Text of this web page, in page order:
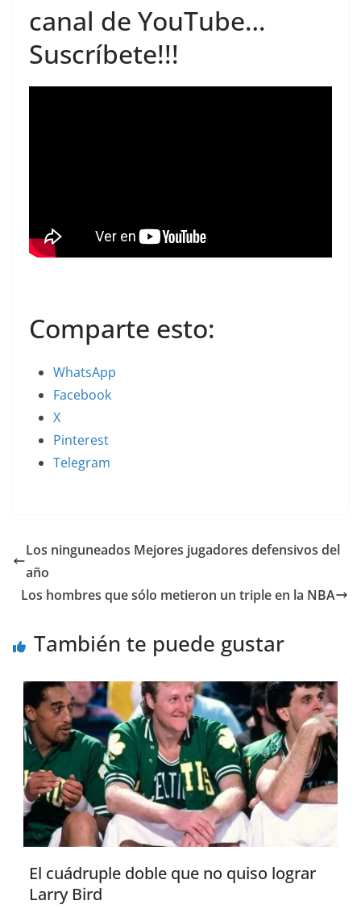
canal de YouTube…
Suscríbete!!!
Comparte esto:
WhatsApp
Facebook
X
Pinterest
Telegram
Los ninguneados Mejores jugadores defensivos del
año
Los hombres que sólo metieron un triple en la NBA
También te puede gustar
El cuádruple doble que no quiso lograr
Larry Bird